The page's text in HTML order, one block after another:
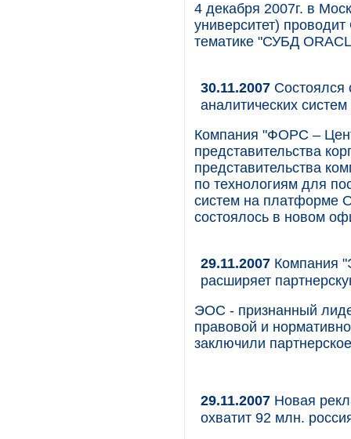
4 декабря 2007г. в
университет)
тематике "СУБД
30.11.2007
аналитических
Компания "ФОРС –
представительства
представительства
по технологиям для
систем на платформе
состоялось в новом
29.11.2007 Компания
расширяет
ЭОС - признанный
правовой и
заключили
29.11.2007 Новая
охватит 92 млн.